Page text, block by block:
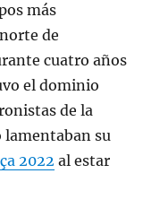
más
de
cuatro años
el dominio
de la
lamentaban su
2022 al estar